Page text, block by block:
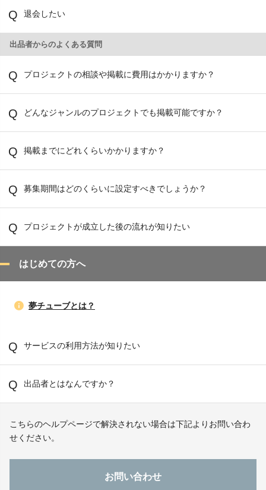
退会したい
出品者からのよくある質問
プロジェクトの相談や掲載に費用はかかりますか？
どんなジャンルのプロジェクトでも掲載可能ですか？
掲載までにどれくらいかかりますか？
募集期間はどのくらいに設定すべきでしょうか？
プロジェクトが成立した後の流れが知りたい
はじめての方へ
夢チューブとは？
サービスの利用方法が知りたい
出品者とはなんですか？
こちらのヘルプページで解決されない場合は下記よりお問い合わ
せください。
お問い合わせ